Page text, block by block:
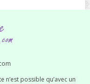
n’est possible qu’avec un